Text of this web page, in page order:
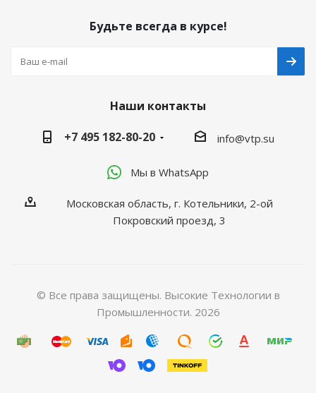
Будьте всегда в курсе!
Наши контакты
+7 495 182-80-20
info@vtp.su
Мы в WhatsApp
Московская область, г. Котельники, 2-ой
Покровский проезд, 3
© Все права защищены. Высокие Технологии в
Промышленности. 2026